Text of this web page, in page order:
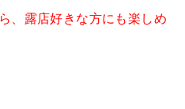
、露店好きな方にも楽しめ